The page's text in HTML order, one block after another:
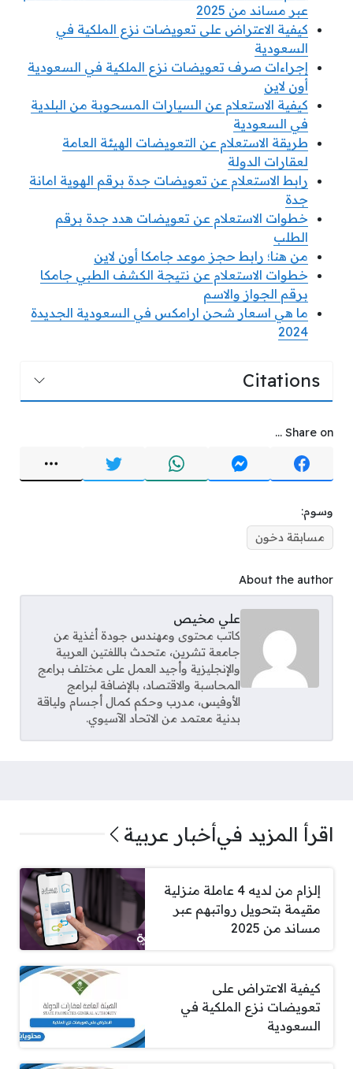
عبر مساند من 2025
كيفية الاعتراض على تعويضات نزع الملكية في
السعودية
إجراءات صرف تعويضات نزع الملكية في السعودية
أون لاين
كيفية الاستعلام عن السيارات المسحوبة من البلدية
في السعودية
طريقة الاستعلام عن التعويضات الهيئة العامة
لعقارات الدولة
رابط الاستعلام عن تعويضات جدة برقم الهوية امانة
جدة
خطوات الاستعلام عن تعويضات هدد جدة برقم
الطلب
من هنا؛ رابط حجز موعد جامكا أون لاين
خطوات الاستعلام عن نتيجة الكشف الطبي جامكا
برقم الجواز والاسم
ما هي اسعار شحن ارامكس في السعودية الجديدة
2024
Citations
Share on ...
وسوم:
مسابقة دخون
About the author
علي مخيص
كاتب محتوى ومهندس جودة أغذية من
جامعة تشرين، متحدث باللغتين العربية
والإنجليزية وأجيد العمل على مختلف برامج
المحاسبة والاقتصاد، بالإضافة لبرامج
الأوفيس، مدرب وحكم كمال أجسام ولياقة
بدنية معتمد من الاتحاد الآسيوي.
اقرأ المزيد فيأخبار عربية
إلزام من لديه 4 عاملة منزلية
مقيمة بتحويل رواتبهم عبر
مساند من 2025
كيفية الاعتراض على
تعويضات نزع الملكية في
السعودية